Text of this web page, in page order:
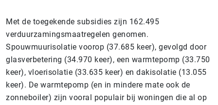
Met de toegekende subsidies zijn 162.495
verduurzamingsmaatregelen genomen.
Spouwmuurisolatie voorop (37.685 keer), gevolgd door
glasverbetering (34.970 keer), een warmtepomp (33.750
keer), vloerisolatie (33.635 keer) en dakisolatie (13.055
keer). De warmtepomp (en in mindere mate ook de
zonneboiler) zijn vooral populair bij woningen die al op